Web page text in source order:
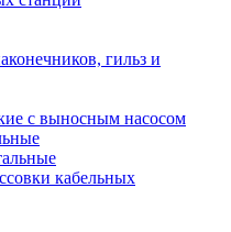
гильз и
с выносным насосом
кабельных